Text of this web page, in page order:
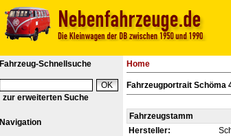
Fahrzeug-Schnellsuche
zur erweiterten Suche
Navigation
Home
Fahrzeugportrait Schöma
Fahrzeugstamm
Hersteller: